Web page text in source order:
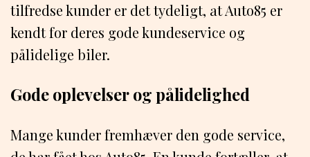
tilfredse kunder er det tydeligt, at Auto85 er
kendt for deres gode kundeservice og
pålidelige biler.
Gode oplevelser og pålidelighed
Mange kunder fremhæver den gode service,